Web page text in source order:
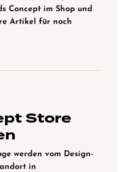
Concept im Shop und
Artikel für noch
Store
werden vom Design-
in